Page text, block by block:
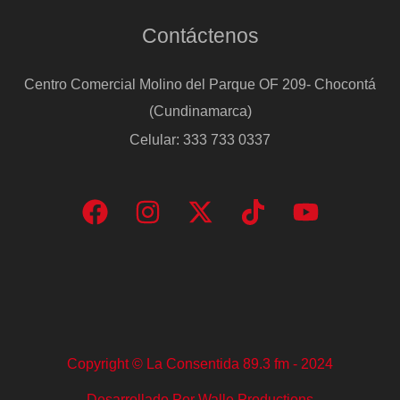
Contáctenos
Centro Comercial Molino del Parque OF 209- Chocontá
(Cundinamarca)
Celular: 333 733 0337
Copyright © La Consentida 89.3 fm - 2024